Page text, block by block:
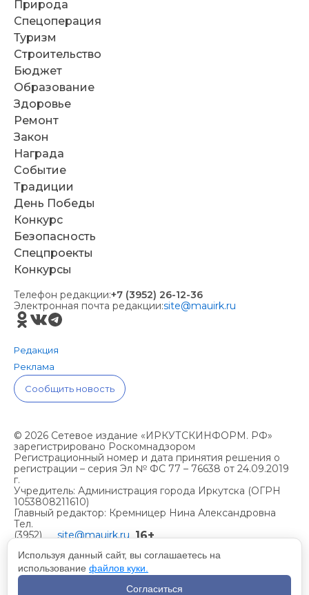
Природа
Спецоперация
Туризм
Строительство
Бюджет
Образование
Здоровье
Ремонт
Закон
Награда
Событие
Традиции
День Победы
Конкурс
Безопасность
Спецпроекты
Конкурсы
Телефон редакции:+7 (3952) 26-12-36
Электронная почта редакции:site@mauirk.ru
Редакция
Реклама
Сообщить новость
© 2026 Сетевое издание «ИРКУТСКИНФОРМ. РФ»
зарегистрировано Роскомнадзором
Регистрационный номер и дата принятия решения о
регистрации – серия Эл № ФС 77 – 76638 от 24.09.2019
г.
Учредитель: Администрация города Иркутска (ОГРН
1053808211610)
Главный редактор: Кремницер Нина Александровна
Тел.
(3952)
site@mauirk.ru 16+
Учетная политика организации
Политика конфиденциальности
Используя данный сайт, вы соглашаетесь на
использование файлов куки.
Согласиться